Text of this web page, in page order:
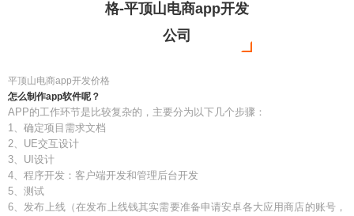
格-平顶山电商app开发
公司
平顶山电商app开发价格
怎么制作app软件呢？
APP的工作环节是比较复杂的，主要分为以下几个步骤：
1、确定项目需求文档
2、UE交互设计
3、UI设计
4、程序开发：客户端开发和管理后台开发
5、测试
6、发布上线（在发布上线钱其实需要准备申请安卓各大应用商店的账号，